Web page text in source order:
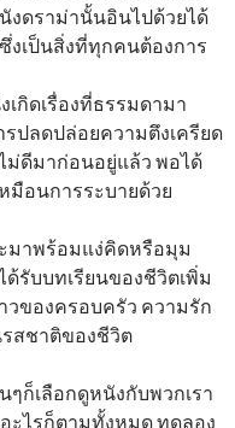
งดราม่านั้นอินไปด้วยได้
งเป็นสิ่งที่ทุกคนต้องการ
เกิดเรื่องที่ธรรมดามา
ปลดปล่อยความตึงเครียด
ดีมาก่อนอยู่แล้ว พอได้
มือนการระบายด้วย
มาพร้อมแง่คิดหรือมุม
รับบทเรียนของชีวิตเพิ่ม
วของครอบครัว ความรัก
สชาติของชีวิต
ก็เลือกดูหนังกับพวกเรา
ะไรก็ตามทั้งหมด ทดลอง